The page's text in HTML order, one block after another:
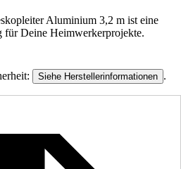
Aluminium 3,2 m ist eine
für Deine Heimwerkerprojekte.
Siehe Herstellerinformationen .